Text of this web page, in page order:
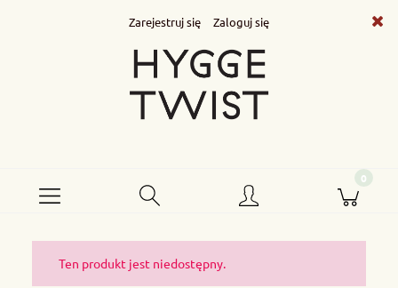
Zarejestruj się Zaloguj się
Ten produkt jest niedostępny.